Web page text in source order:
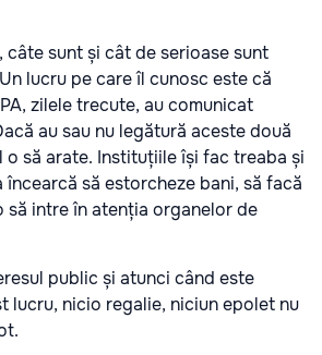
câte sunt și cât de serioase sunt
lucru pe care îl cunosc este că
zilele trecute, au comunicat
au sau nu legătură aceste două
o să arate. Instituțiile își fac treaba și
să estorcheze bani, să facă
să intre în atenția organelor de
public și atunci când este
lucru, nicio regalie, niciun epolet nu